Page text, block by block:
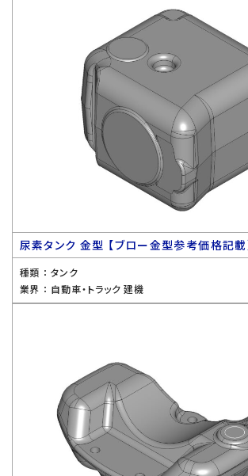
尿素タンク 金型 【ブロー金型参考価格記載
種類 ： タンク
業界 ： 自動車・トラック 建機